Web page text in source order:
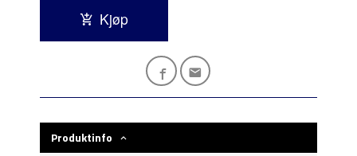
Kjøp
Produktinfo